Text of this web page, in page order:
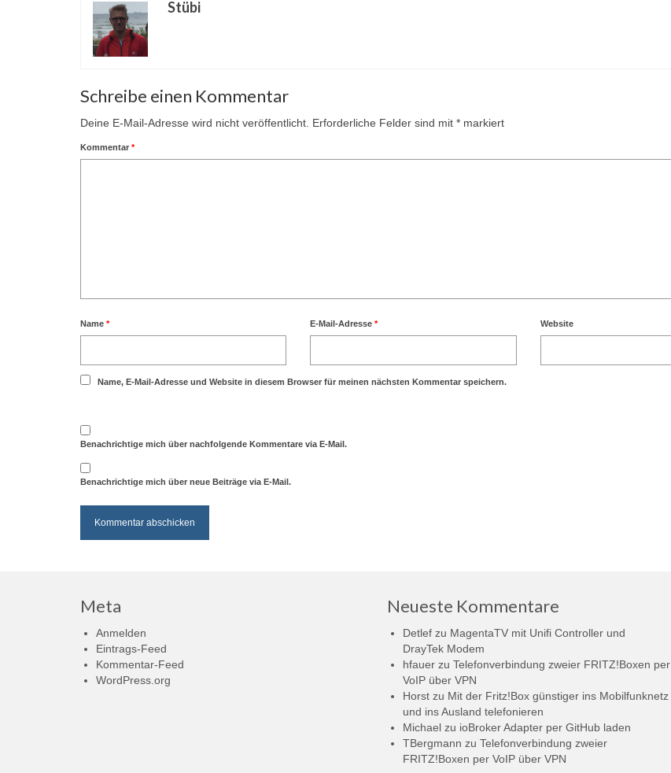
Stübi
Schreibe einen Kommentar
Deine E-Mail-Adresse wird nicht veröffentlicht. Erforderliche Felder sind mit * markiert
Kommentar *
Name * E-Mail-Adresse* Website
Name, E-Mail-Adresse und Website in diesem Browser für meinen nächsten Kommentar speichern.
Benachrichtige mich über nachfolgende Kommentare via E-Mail.
Benachrichtige mich über neue Beiträge via E-Mail.
Meta
Anmelden
Eintrags-Feed
Kommentar-Feed
WordPress.org
Neueste Kommentare
Detlef zu MagentaTV mit Unifi Controller und
DrayTek Modem
hfauer zu Telefonverbindung zweier FRITZ!Boxen per
VoIP über VPN
Horst zu Mit der Fritz!Box günstiger ins Mobilfunknetz
und ins Ausland telefonieren
Michael zu ioBroker Adapter per GitHub laden
TBergmann zu Telefonverbindung zweier
FRITZ!Boxen per VoIP über VPN